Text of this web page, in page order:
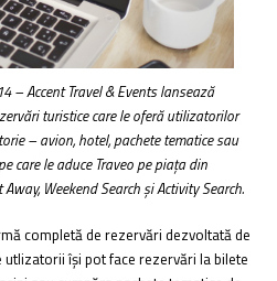
– Accent Travel & Events lansează
turistice care le oferă utilizatorilor
– avion, hotel, pachete tematice sau
care le aduce Traveo pe piața din
Weekend Search și Activity Search.
completă de rezervări dezvoltată de
utlizatorii își pot face rezervări la bilete